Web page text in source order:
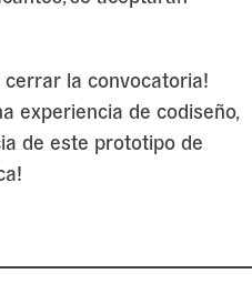
cerrar la convocatoria!
experiencia de codiseño,
de este prototipo de